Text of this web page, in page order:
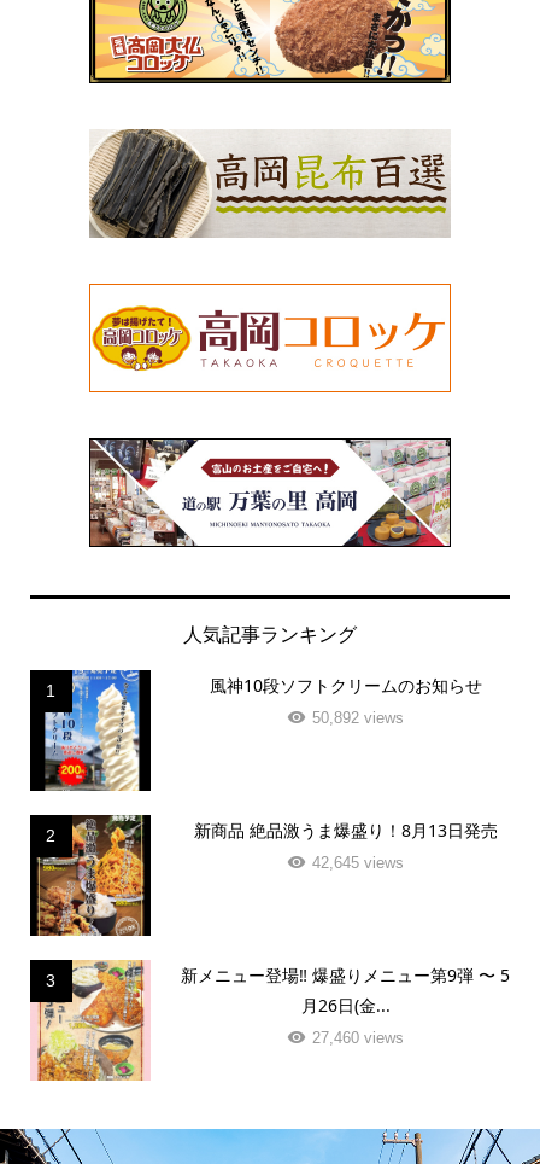
人気記事ランキング
1 風神10段ソフトクリームのお知らせ
50,892 views
2 新商品 絶品激うま爆盛り！8月13日発売
42,645 views
3
新メニュー登場‼️ 爆盛りメニュー第9弾 〜 5
月26日(金...
27,460 views